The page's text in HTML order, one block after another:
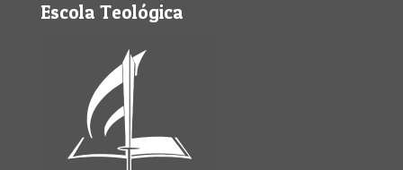
Escola Teológica